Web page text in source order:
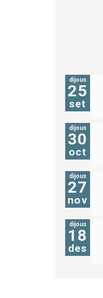
dijous
25
set
dijous
30
oct
dijous
27
nov
dijous
18
des